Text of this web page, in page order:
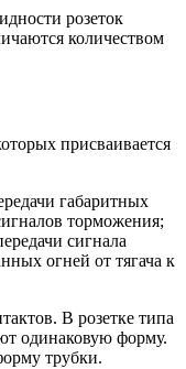
розеток
количеством
присваивается
габаритных
торможения;
сигнала
огней от тягача к
В розетке типа
одинаковую форму.
трубки.